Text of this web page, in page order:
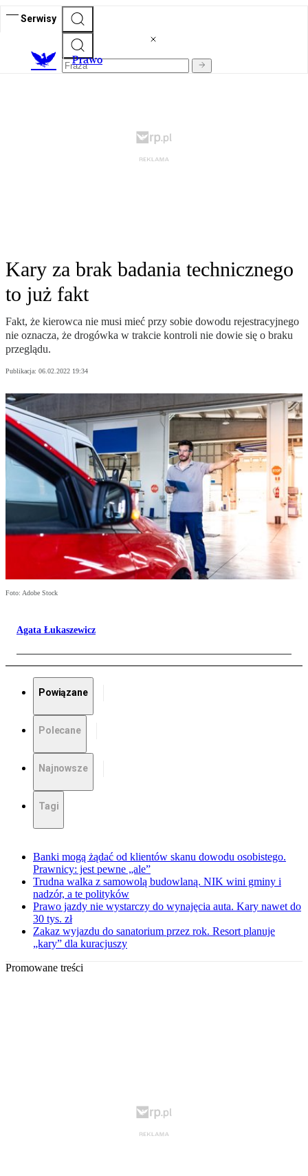
Serwisy
Prawo
Kary za brak badania technicznego
to już fakt
Fakt, że kierowca nie musi mieć przy sobie dowodu rejestracyjnego
nie oznacza, że drogówka w trakcie kontroli nie dowie się o braku
przeglądu.
Publikacja: 06.02.2022 19:34
Foto: Adobe Stock
Agata Łukaszewicz
Powiązane
Polecane
Najnowsze
Tagi
Banki mogą żądać od klientów skanu dowodu osobistego.
Prawnicy: jest pewne „ale”
Trudna walka z samowolą budowlaną. NIK wini gminy i
nadzór, a te polityków
Prawo jazdy nie wystarczy do wynajęcia auta. Kary nawet do
30 tys. zł
Zakaz wyjazdu do sanatorium przez rok. Resort planuje
„kary” dla kuracjuszy
Promowane treści